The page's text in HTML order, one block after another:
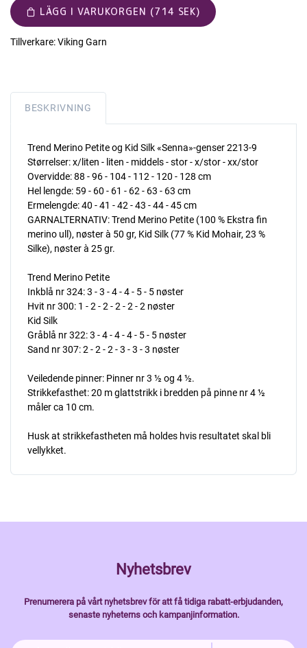
LÄGG I VARUKORGEN (714 SEK)
Tillverkare:Viking Garn
BESKRIVNING
Trend Merino Petite og Kid Silk «Senna»-genser 2213-9
Størrelser: x/liten - liten - middels - stor - x/stor - xx/stor
Overvidde: 88 - 96 - 104 - 112 - 120 - 128 cm
Hel lengde: 59 - 60 - 61 - 62 - 63 - 63 cm
Ermelengde: 40 - 41 - 42 - 43 - 44 - 45 cm
GARNALTERNATIV: Trend Merino Petite (100 % Ekstra fin
merino ull), nøster à 50 gr, Kid Silk (77 % Kid Mohair, 23 %
Silke), nøster à 25 gr.
Trend Merino Petite
Inkblå nr 324: 3 - 3 - 4 - 4 - 5 - 5 nøster
Hvit nr 300: 1 - 2 - 2 - 2 - 2 - 2 nøster
Kid Silk
Gråblå nr 322: 3 - 4 - 4 - 4 - 5 - 5 nøster
Sand nr 307: 2 - 2 - 2 - 3 - 3 - 3 nøster
Veiledende pinner: Pinner nr 3 ½ og 4 ½.
Strikkefasthet: 20 m glattstrikk i bredden på pinne nr 4 ½
måler ca 10 cm.
Husk at strikkefastheten må holdes hvis resultatet skal bli
vellykket.
Nyhetsbrev
Prenumerera på vårt nyhetsbrev för att få tidiga rabatt-erbjudanden,
senaste nyheterns och kampanjinformation.